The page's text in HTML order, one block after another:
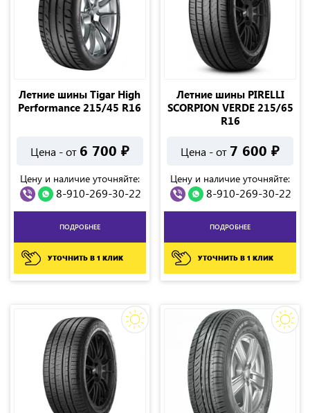
Летние шины Tigar High
Performance 215/45 R16
Цена - от 6 700 ₽
Цену и наличие уточняйте:
8-910-269-30-22
ПОДРОБНЕЕ
УТОЧНИТЬ В 1 КЛИК
Летние шины PIRELLI
SCORPION VERDE 215/65
R16
Цена - от 7 600 ₽
Цену и наличие уточняйте:
8-910-269-30-22
ПОДРОБНЕЕ
УТОЧНИТЬ В 1 КЛИК